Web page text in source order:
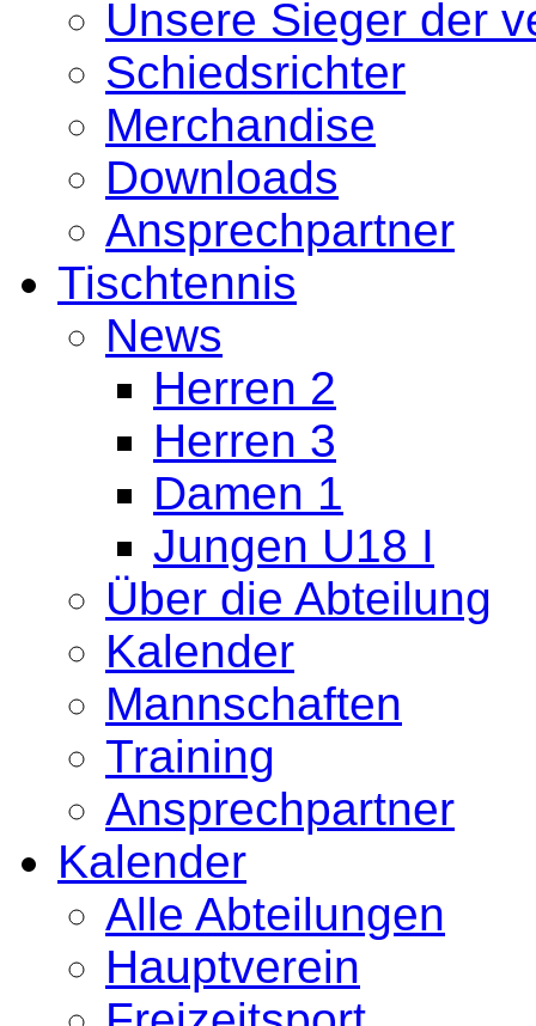
Unsere Sieger der
Schiedsrichter
Merchandise
Downloads
Ansprechpartner
Tischtennis
News
Herren 2
Herren 3
Damen 1
Jungen U18 I
Über die Abteilung
Kalender
Mannschaften
Training
Ansprechpartner
Kalender
Alle Abteilungen
Hauptverein